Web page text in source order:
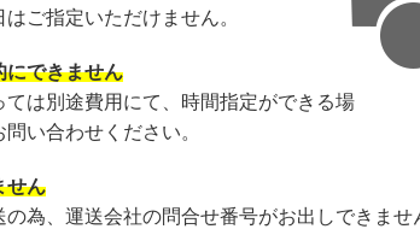
ご指定いただけません。
にできません
ては別途費用にて、時間指定ができる場
い合わせください。
せん
の為、運送会社の問合せ番号がお出しできませ